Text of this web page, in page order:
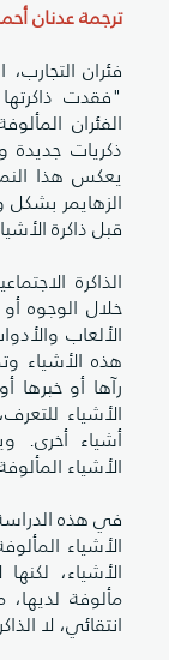
عدنان أحمد
التجارب،
ذاكرتها
المألوفة
جديدة
هذا النمط من
بشكل وثيق،
ذاكرة الأشياء.
الوجوه أو
والأدوات
الأشياء
أو خبرها أو
للتعرف،
أخرى.
المألوفة له
في
المألوفة،
لكنها لا
لديها، ما
لا الذاكرة